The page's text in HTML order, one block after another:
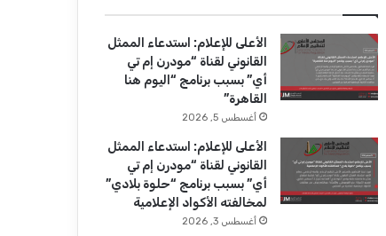
ب
و
ك
u
T
u
e
ت
ق
ر
ا
م
الأعلى للإعلام: استدعاء الممثل
القانوني لقناة “مودرن إم تي
أي” بسبب برنامج “اليوم هنا
القاهرة”
أغسطس 5, 2026
الأعلى للإعلام: استدعاء الممثل
القانوني لقناة “مودرن إم تي
أي” بسبب برنامج “حلوة بلادي”
لمخالفته الأكواد الإعلامية
أغسطس 3, 2026